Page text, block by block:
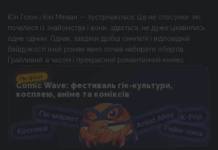
Юн Гоюн і Кім Мінхан — зустрічаються. Це не стосунки, які
почалися із знайомства і вони, здається, не дуже цікавились
одне одним. Однак, завдяки дрібці симпатії і відповідній
байдужості їхній роман явно почав набирати обертів.
Грайливий, а часом і прекрасний романтичний комікс.
Гік-фест
Comic Wave: фестиваль гік-культури,
косплею, аніме та коміксів